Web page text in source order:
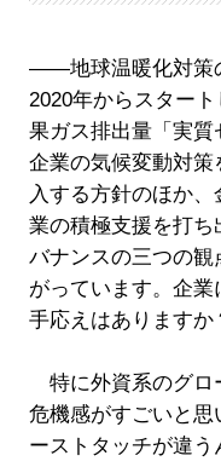
――地球温暖化対策
2020年からスター
果ガス排出量「実
企業の気候変動対
入する方針のほか
業の積極支援を打
バナンスの三つの
がっています。企
手応えはありますか
特に外資系のグロ
危機感がすごいと思
ーストタッチが違